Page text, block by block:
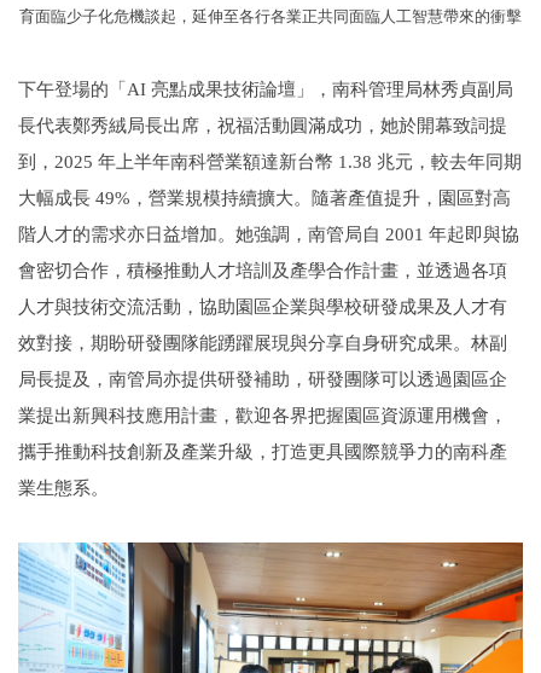
育面臨少子化危機談起，延伸至各行各業正共同面臨人工智慧帶來的衝擊
下午登場的「AI 亮點成果技術論壇」，南科管理局林秀貞副局
長代表鄭秀絨局長出席，祝福活動圓滿成功，她於開幕致詞提
到，2025 年上半年南科營業額達新台幣 1.38 兆元，較去年同期
大幅成長 49%，營業規模持續擴大。隨著產值提升，園區對高
階人才的需求亦日益增加。她強調，南管局自 2001 年起即與協
會密切合作，積極推動人才培訓及產學合作計畫，並透過各項
人才與技術交流活動，協助園區企業與學校研發成果及人才有
效對接，期盼研發團隊能踴躍展現與分享自身研究成果。林副
局長提及，南管局亦提供研發補助，研發團隊可以透過園區企
業提出新興科技應用計畫，歡迎各界把握園區資源運用機會，
攜手推動科技創新及產業升級，打造更具國際競爭力的南科產
業生態系。